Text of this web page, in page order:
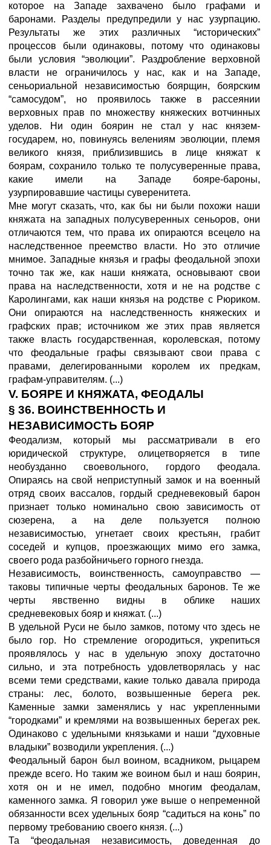
которое на Западе захвачено было графами и
баронами. Разделы предупредили у нас узурпацию.
Результаты же этих различных “исторических”
процессов были одинаковы, потому что одинаковы
были условия “эволюции”. Раздробление верховной
власти не ограничилось у нас, как и на Западе,
сеньориальной независимостью боярщин, боярским
“самосудом”, но проявилось также в рассеянии
верховных прав по множеству княжеских вотчинных
уделов. Ни один боярин не стал у нас князем-
государем, но, повинуясь велениям эволюции, племя
великого князя, приблизившись в лице княжат к
боярам, сохранило только те полусуверенные права,
какие имели на Западе бояре-бароны,
узурпировавшие частицы суверенитета.
Мне могут сказать, что, как бы ни были похожи наши
княжата на западных полусуверенных сеньоров, они
отличаются тем, что права их опираются всецело на
наследственное преемство власти. Но это отличие
мнимое. Западные князья и графы феодальной эпохи
точно так же, как наши княжата, основывают свои
права на наследственности, хотя и не на родстве с
Каролингами, как наши князья на родстве с Рюриком.
Они опираются на наследственность княжеских и
графских прав; источником же этих прав является
также власть государственная, королевская, потому
что феодальные графы связывают свои права с
правами, делегированными королем их предкам,
графам-управителям. (...)
V. БОЯРЕ И КНЯЖАТА, ФЕОДАЛЫ
§ 36. ВОИНСТВЕННОСТЬ И
НЕЗАВИСИМОСТЬ БОЯР
Феодализм, который мы рассматривали в его
юридической структуре, олицетворяется в типе
необузданно своевольного, гордого феодала.
Опираясь на свой неприступный замок и на военный
отряд своих вассалов, гордый средневековый барон
признает только номинально свою зависимость от
сюзерена, а на деле пользуется полною
независимостью, угнетает своих крестьян, грабит
соседей и купцов, проезжающих мимо его замка,
своего рода разбойничьего горного гнезда.
Независимость, воинственность, самоуправство —
таковы типичные черты феодальных баронов. Те же
черты явственно видны в облике наших
средневековых бояр и княжат. (...)
В удельной Руси не было замков, потому что здесь не
было гор. Но стремление огородиться, укрепиться
проявлялось у нас в удельную эпоху достаточно
сильно, и эта потребность удовлетворялась у нас
всеми теми средствами, какие только давала природа
страны: лес, болото, возвышенные берега рек.
Каменные замки заменялись у нас укрепленными
“городками” и кремлями на возвышенных берегах рек.
Одинаково с удельными князьками и наши “духовные
владыки” возводили укрепления. (...)
Феодальный барон был воином, всадником, рыцарем
прежде всего. Но таким же воином был и наш боярин,
хотя он и не имел, подобно многим феодалам,
каменного замка. Я говорил уже выше о непременной
обязанности всех удельных бояр “садиться на конь” по
первому требованию своего князя. (...)
Та “феодальная независимость, доведенная до